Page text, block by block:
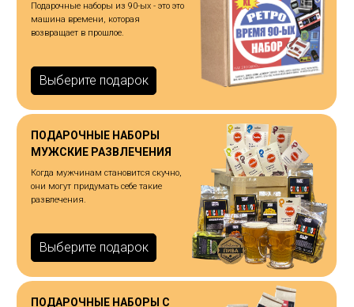
Выберите подарок
Подарочные наборы из 90-ых - это это
машина времени, которая
возвращает в прошлое.
ПОДАРОЧНЫЕ НАБОРЫ
МУЖСКИЕ РАЗВЛЕЧЕНИЯ
Выберите подарок
Когда мужчинам становится скучно,
они могут придумать себе такие
развлечения.
ПОДАРОЧНЫЕ НАБОРЫ С